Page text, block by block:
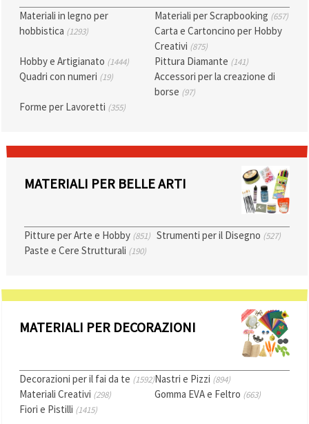
il tuo
consenso
in qualsiasi
informazioni,
consultare
la nostra
cookiee
Senza il tuo
impostati
necessari.
https://www.em-
art.it/information/about-
Materiali in legno per
hobbistica (1293)
Materiali per Scrapbooking (657)
Carta e Cartoncino per Hobby
Creativi (875)
Hobby e Artigianato (1444) Pittura Diamante (141)
Quadri con numeri (19)
Accessori per la creazione di
borse (97)
Forme per Lavoretti (355)
MATERIALI PER BELLE ARTI
Pitture per Arte e Hobby (851) Strumenti per il Disegno (527)
Paste e Cere Strutturali (190)
MATERIALI PER DECORAZIONI
Decorazioni per il fai da te (1592)Nastri e Pizzi (894)
Materiali Creativi (298) Gomma EVA e Feltro (663)
Fiori e Pistilli (1415)